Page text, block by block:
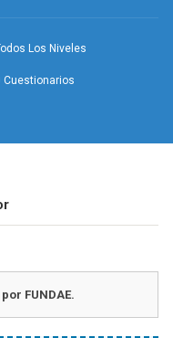
Los Niveles
Cuestionarios
FUNDAE.